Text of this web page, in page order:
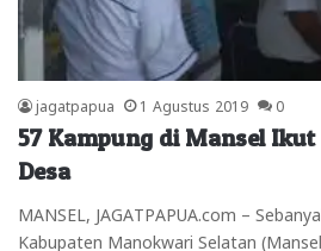
jagatpapua 1 Agustus 2019 0
57 Kampung di Mansel
Desa
MANSEL, JAGATPAPUA.com –
Kabupaten Manokwari Selatan